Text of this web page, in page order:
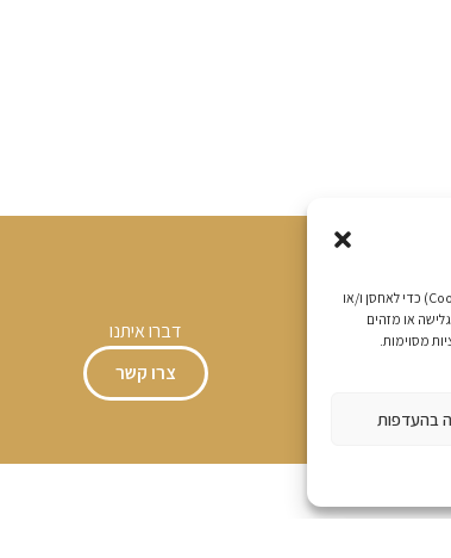
כדי לספק את חווית השימוש הטובה ביותר, אנו משתמשים בטכנולוגיות כגון עוגיות (Cookies) כדי לאחסן ו/או
או מזהים
מסוימות.
בהעדפות
דברו איתנו
צרו קשר